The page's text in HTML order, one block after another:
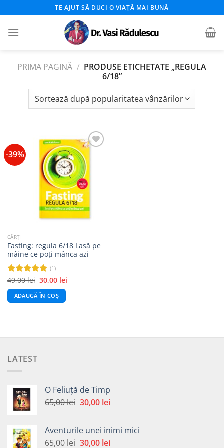
to
content
TE AJUT SĂ DUCI O VIAȚĂ MAI BUNĂ
PRIMA PAGINĂ / PRODUSE ETICHETATE „REGULA
6/18”
-39%
Add to
wishlist
CĂRȚI
Fasting: regula 6/18 Lasă pe
mâine ce poți mânca azi
Evaluat la
5.00din 5
(1)
49,00lei Prețul
inițial
a
fost:
49,00 lei.
30,00 leiPrețul
curent
ADAUGĂ ÎN COȘ
LATEST
O Feliuță de Timp
65,00lei Prețul
fost:
65,00 lei.
30,00 leiPrețul
30,00 lei.
Aventurile unei inimi mici
65,00lei Prețul
30,00 leiPrețul